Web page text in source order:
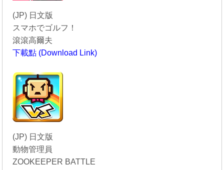
(JP) 日文版
スマホでゴルフ！
滾滾高爾夫
下載點 (Download Link)
(JP) 日文版
動物管理員
ZOOKEEPER BATTLE